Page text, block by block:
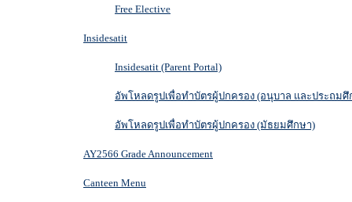
Free Elective
Insidesatit
Insidesatit (Parent Portal)
อัพโหลดรูปเพื่อทำบัตรผู้ปกครอง (อนุบาล และประถมศึ
อัพโหลดรูปเพื่อทำบัตรผู้ปกครอง (มัธยมศึกษา)
AY2566 Grade Announcement
Canteen Menu